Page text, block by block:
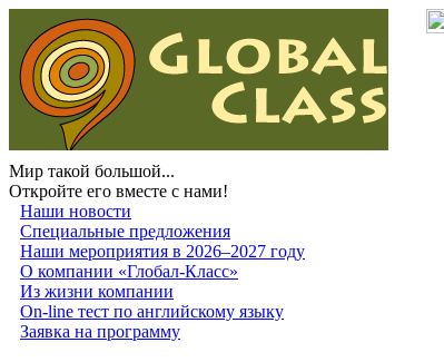
Мир такой большой...
Откройте его вместе с нами!
Наши новости
Специальные предложения
Наши мероприятия в 2026–2027 году
О компании «Глобал-Класс»
Из жизни компании
On-line тест по английскому языку
Заявка на программу